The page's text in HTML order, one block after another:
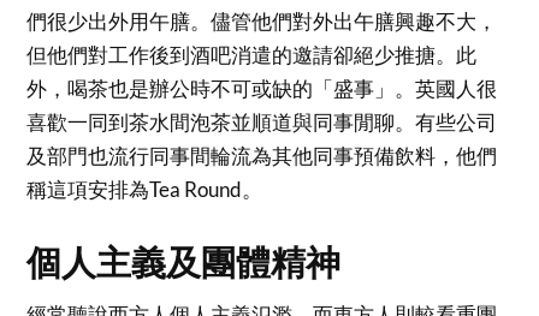
們很少出外用午膳。儘管他們對外出午膳興趣不大，
但他們對工作後到酒吧消遣的邀請卻絕少推搪。此
外，喝茶也是辦公時不可或缺的「盛事」。英國人很
喜歡一同到茶水間泡茶並順道與同事閒聊。有些公司
及部門也流行同事間輪流為其他同事預備飲料，他們
稱這項安排為Tea Round。
個人主義及團體精神